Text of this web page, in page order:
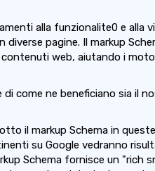
alla funzionalite0 e alla
pagine. Il markup
web, aiutando i
come ne beneficiano sia il
il markup Schema in
su Google vedranno
Schema fornisce un "rich